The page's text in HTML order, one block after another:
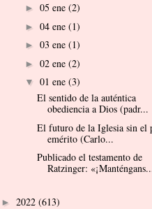
► 05 ene (2)
► 04 ene (1)
► 03 ene (1)
► 02 ene (2)
▼ 01 ene (3)
El sentido de la auténtica
obediencia a Dios (padr...
El futuro de la Iglesia sin el
emérito (Carlo...
Publicado el testamento de
Ratzinger:
► 2022 (613)